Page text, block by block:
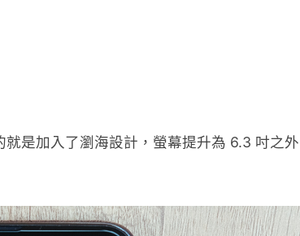
是加入了瀏海設計，螢幕提升為 6.3 吋之